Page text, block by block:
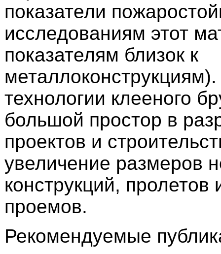
показатели
исследованиям этот
показателям близок к
технологии клееного
большой простор в
проектов и
увеличение размеров
конструкций, пролетов
проемов.
Рекомендуемые